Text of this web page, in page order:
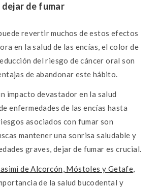
de fumar
revertir muchos de estos efectos
en la salud de las encías, el color de
del riesgo de cáncer oral son
de abandonar este hábito.
impacto devastador en la salud
enfermedades de las encías hasta
asociados con fumar son
mantener una sonrisa saludable y
graves, dejar de fumar es crucial.
de Alcorcón, Móstoles y Getafe,
de la salud bucodental y